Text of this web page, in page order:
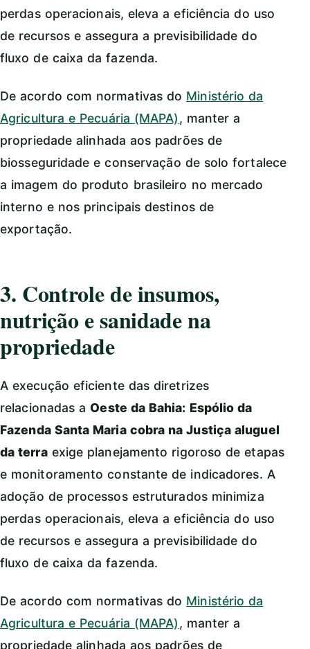
perdas operacionais, eleva a eficiência do uso
de recursos e assegura a previsibilidade do
fluxo de caixa da fazenda.
De acordo com normativas do Ministério da
Agricultura e Pecuária (MAPA), manter a
propriedade alinhada aos padrões de
biosseguridade e conservação de solo fortalece
a imagem do produto brasileiro no mercado
interno e nos principais destinos de
exportação.
3. Controle de insumos,
nutrição e sanidade na
propriedade
A execução eficiente das diretrizes
relacionadas aOeste da Bahia: Espólio da
Fazenda Santa Maria cobra na Justiça aluguel
da terraexige planejamento rigoroso de etapas
e monitoramento constante de indicadores. A
adoção de processos estruturados minimiza
perdas operacionais, eleva a eficiência do uso
de recursos e assegura a previsibilidade do
fluxo de caixa da fazenda.
De acordo com normativas do Ministério da
Agricultura e Pecuária (MAPA), manter a
propriedade alinhada aos padrões de